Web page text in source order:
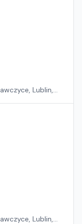
Lublin,
Lublin,